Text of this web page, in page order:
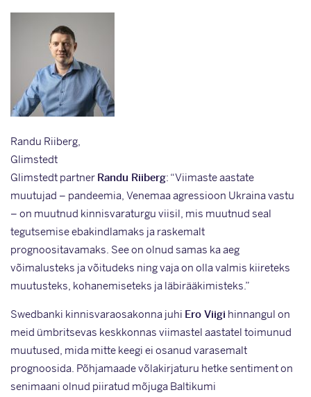
Randu Riiberg,
Glimstedt
Glimstedt partner Randu Riiberg: “Viimaste aastate
muutujad – pandeemia, Venemaa agressioon Ukraina vastu
– on muutnud kinnisvaraturgu viisil, mis muutnud seal
tegutsemise ebakindlamaks ja raskemalt
prognoositavamaks. See on olnud samas ka aeg
võimalusteks ja võitudeks ning vaja on olla valmis kiireteks
muutusteks, kohanemiseteks ja läbirääkimisteks.”
Swedbanki kinnisvaraosakonna juhi Ero Viigi hinnangul on
meid ümbritsevas keskkonnas viimastel aastatel toimunud
muutused, mida mitte keegi ei osanud varasemalt
prognoosida. Põhjamaade võlakirjaturu hetke sentiment on
senimaani olnud piiratud mõjuga Baltikumi